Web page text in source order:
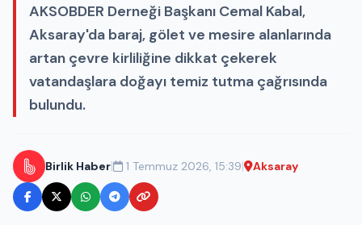
AKSOBDER Derneği Başkanı Cemal Kabal,
Aksaray'da baraj, gölet ve mesire alanlarında
artan çevre kirliliğine dikkat çekerek
vatandaşlara doğayı temiz tutma çağrısında
bulundu.
Birlik Haber| 1 Temmuz 2026, 15:39| Aksaray